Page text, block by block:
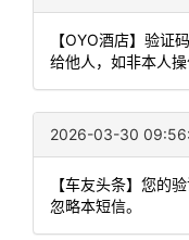
【OYO酒店】验证
给他人，如非本人操
2026-03-30
【车友头条】您的
忽略本短信。